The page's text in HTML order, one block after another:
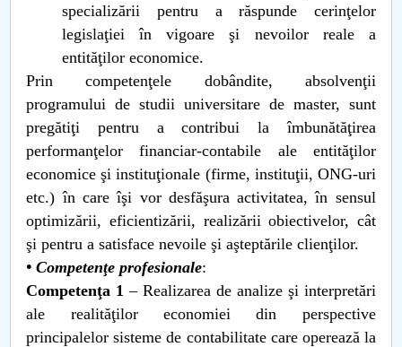
specializării pentru a răspunde cerinţelor
legislaţiei în vigoare şi nevoilor reale a
entităţilor economice.
Prin competenţele dobândite, absolvenţii
programului de studii universitare de master, sunt
pregătiţi pentru a contribui la îmbunătăţirea
performanţelor financiar-contabile ale entităţilor
economice şi instituţionale (firme, instituţii, ONG-uri
etc.) în care îşi vor desfăşura activitatea, în sensul
optimizării, eficientizării, realizării obiectivelor, cât
şi pentru a satisface nevoile şi aşteptările clienţilor.
• Competenţe profesionale:
Competenţa 1–Realizarea de analize şi interpretări
ale realităţilor economiei din perspective
principalelor sisteme de contabilitate care operează la